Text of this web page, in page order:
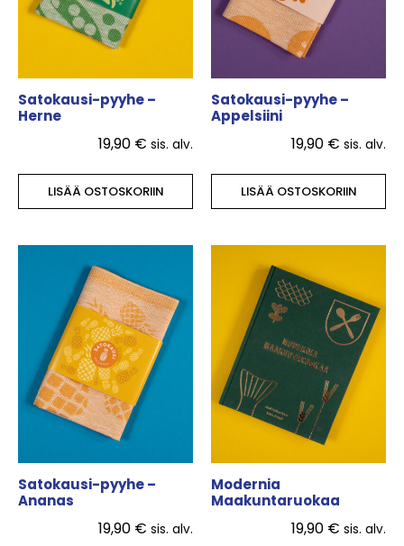
Satokausi-pyyhe –
Herne
19,90 € sis. alv.
LISÄÄ OSTOSKORIIN
Satokausi-pyyhe –
Appelsiini
19,90 € sis. alv.
LISÄÄ OSTOSKORIIN
Satokausi-pyyhe –
Ananas
19,90 € sis. alv.
Modernia
Maakuntaruokaa
19,90 € sis. alv.